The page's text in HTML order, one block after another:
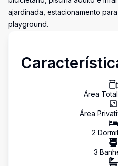
ajardinada, estacionamento
playground.
Área Total
Área
2
3